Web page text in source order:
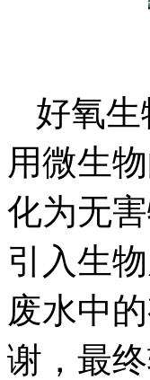
好氧
用微生
化为无
引入生
废水中
谢，最